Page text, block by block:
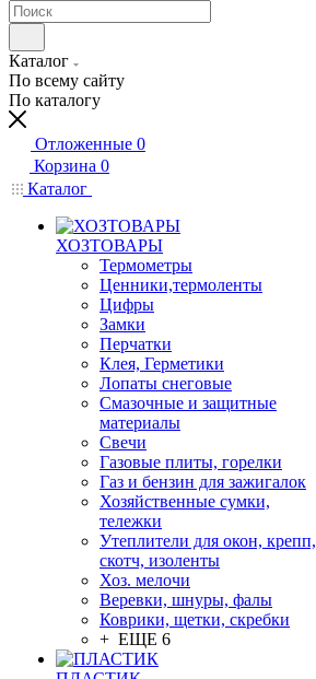
Каталог
По всему сайту
По каталогу
Отложенные 0
Корзина 0
Каталог
ХОЗТОВАРЫ
Термометры
Ценники,термоленты
Цифры
Замки
Перчатки
Клея, Герметики
Лопаты снеговые
Смазочные и защитные
материалы
Свечи
Газовые плиты, горелки
Газ и бензин для зажигалок
Хозяйственные сумки,
тележки
Утеплители для окон, крепп,
скотч, изоленты
Хоз. мелочи
Веревки, шнуры, фалы
Коврики, щетки, скребки
+ ЕЩЕ 6